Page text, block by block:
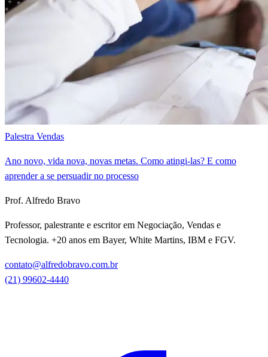
Palestra Vendas
Ano novo, vida nova, novas metas. Como atingi-las? E como
aprender a se persuadir no processo
Prof. Alfredo Bravo
Professor, palestrante e escritor em Negociação, Vendas e
Tecnologia. +20 anos em Bayer, White Martins, IBM e FGV.
contato@alfredobravo.com.br
(21) 99602-4440